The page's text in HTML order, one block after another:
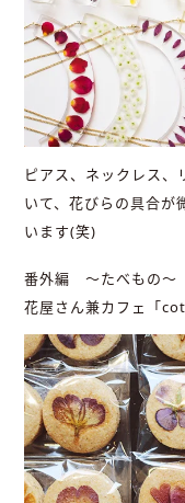
ピアス、ネックレス
いて、花びらの具合が
います(笑)
番外編 ～たべもの～
花屋さん兼カフェ「